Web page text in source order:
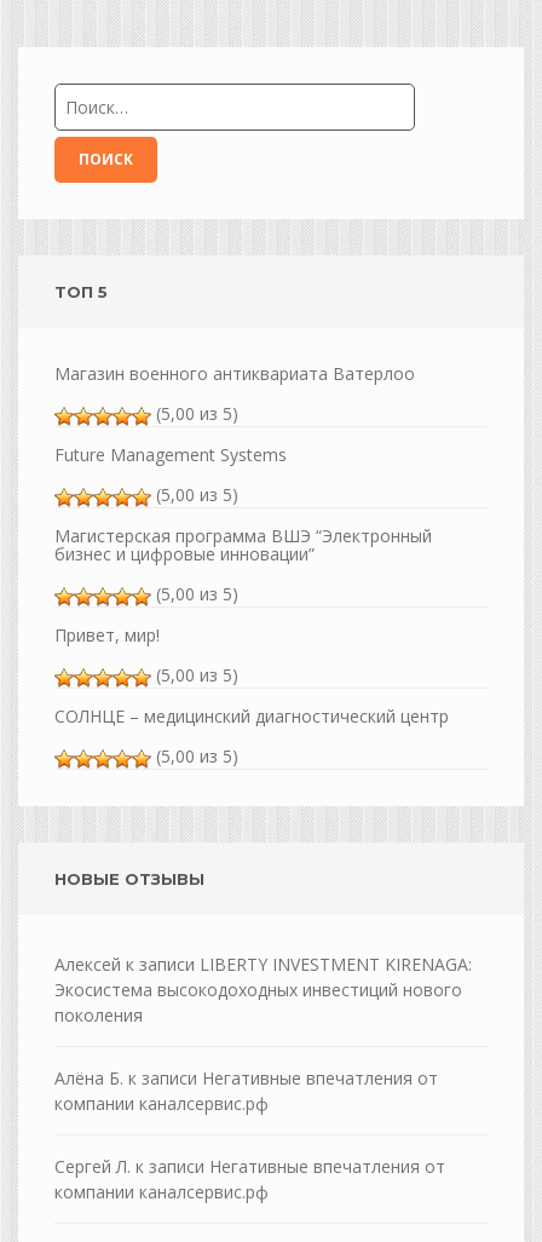
ТОП 5
Магазин военного антиквариата Ватерлоо
(5,00 из 5)
Future Management Systems
(5,00 из 5)
Магистерская программа ВШЭ “Электронный
бизнес и цифровые инновации”
(5,00 из 5)
Привет, мир!
(5,00 из 5)
СОЛНЦЕ – медицинский диагностический центр
(5,00 из 5)
НОВЫЕ ОТЗЫВЫ
Алексей к записи LIBERTY INVESTMENT KIRENAGA:
Экосистема высокодоходных инвестиций нового
поколения
Алёна Б. к записи Негативные впечатления от
компании каналсервис.рф
Сергей Л. к записи Негативные впечатления от
компании каналсервис.рф